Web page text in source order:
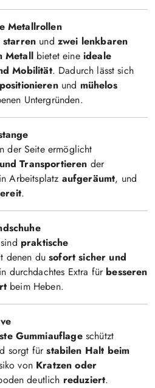
Metallrollen
starren und zwei lenkbaren
Metall bietet eine ideale
Mobilität. Dadurch lässt sich
und mühelos
Untergründen.
der Seite ermöglicht
Transportieren der
Arbeitsplatz aufgeräumt, und
.
praktische
denen du sofort sicher und
durchdachtes Extra für besseren
beim Heben.
Gummiauflage schützt
sorgt für stabilen Halt beim
von Kratzen oder
deutlich reduziert.